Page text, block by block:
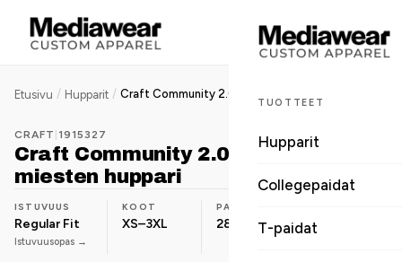
TUOTTEET
Hupparit
Collegepaidat
T-paidat
Etusivu / Hupparit /
CRAFT 1915327
Craft Community 2.0 Hoodie
miesten huppari
ISTUVUUS
Regular Fit
Istuvuusopas →
KOOT
XS–3XL
PAINO
280 g/m²
Puuvilla-